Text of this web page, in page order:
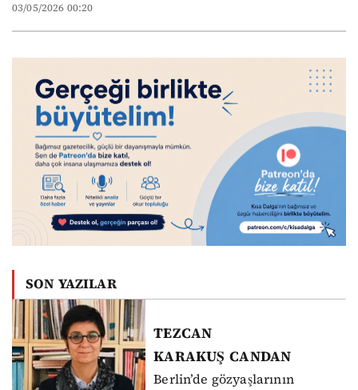
03/05/2026 00:20
SON YAZILAR
TEZCAN
KARAKUŞ CANDAN
Berlin’de gözyaşlarının